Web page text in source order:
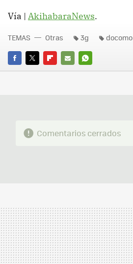
Vía | AkihabaraNews.
FACEBOOK
TWITTERFLIPBOARD
E-
WHATSAPP
TEMAS Otras 3g docomo
Comentarios cerrados